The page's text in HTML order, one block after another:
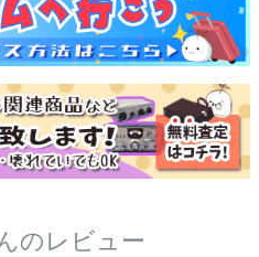
のレビュー